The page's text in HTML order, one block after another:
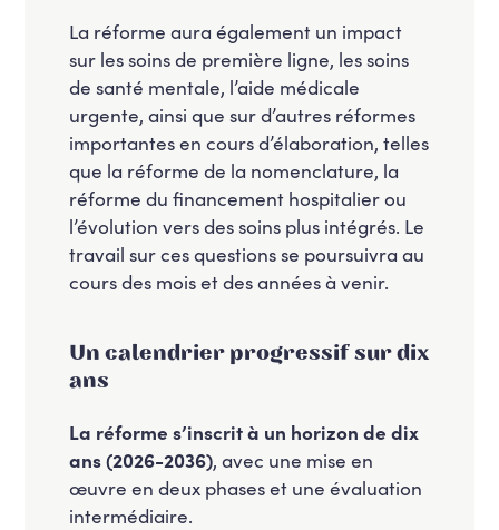
La réforme aura également un impact
sur les soins de première ligne, les soins
de santé mentale, l’aide médicale
urgente, ainsi que sur d’autres réformes
importantes en cours d’élaboration, telles
que la réforme de la nomenclature, la
réforme du financement hospitalier ou
l’évolution vers des soins plus intégrés. Le
travail sur ces questions se poursuivra au
cours des mois et des années à venir.
Un calendrier progressif sur dix
ans
La réforme s’inscrit à un horizon de dix
ans (2026-2036), avec une mise en
œuvre en deux phases et une évaluation
intermédiaire.